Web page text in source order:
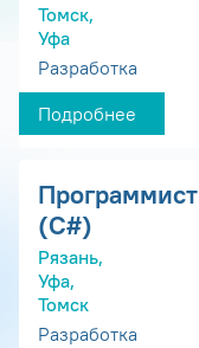
Томск,
Уфа
Разработка
Подробнее
Программист
(С#)
Рязань,
Уфа,
Томск
Разработка